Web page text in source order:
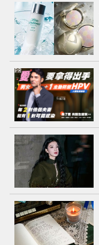
PR